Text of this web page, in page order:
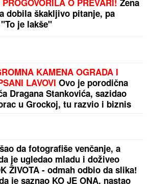
- ostaćete u čudu kad vidite